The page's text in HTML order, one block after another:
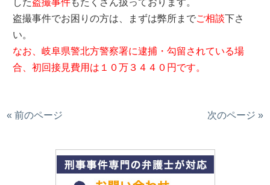
した盗撮事件もたくさん扱っております。
盗撮事件でお困りの方は、まずは弊所までご相談下さ
い。
なお、岐阜県警北方警察署に逮捕・勾留されている場
合、初回接見費用は１０万３４４０円です。
« 前のページ 次のページ »